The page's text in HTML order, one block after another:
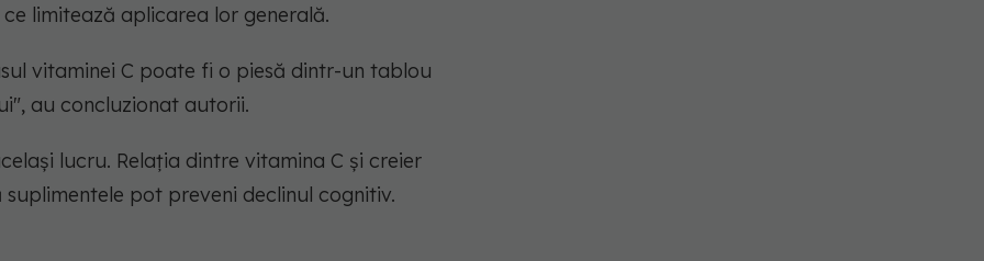
limitează aplicarea lor generală.
vitaminei C poate fi o piesă dintr-un tablou
au concluzionat autorii.
lucru. Relația dintre vitamina C și creier
pot preveni declinul cognitiv.